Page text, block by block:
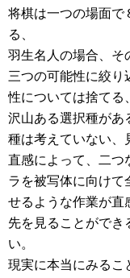
将棋は一つの場面で
る、
羽生名人の場合、そ
三つの可能性に絞り
性については捨てる、
沢山ある選択種があ
種は考えていない
直感によって、二つ
ラを被写体に向けて
せるような作業が直
先を見ることができ
い。
現実に本当にみるこ